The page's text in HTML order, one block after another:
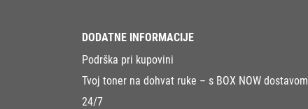
DODATNE INFORMACIJE
Podrška pri kupovini
Tvoj toner na dohvat ruke – s BOX NOW dostavom
24/7